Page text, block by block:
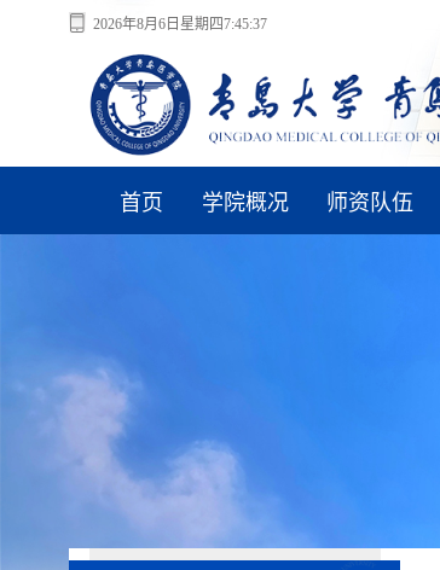
2026年8月6日星期四7:45:38
首页 学院概况 师资队伍